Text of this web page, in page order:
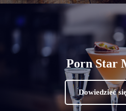
Porn Star
Dowiedzieć